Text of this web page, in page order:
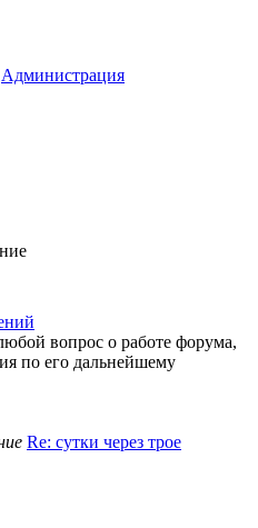
Администрация
вопрос о работе форума,
по его дальнейшему
Re: сутки через трое